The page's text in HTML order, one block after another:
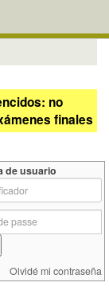
no
finales
de usuario
Olvidé mi contraseña